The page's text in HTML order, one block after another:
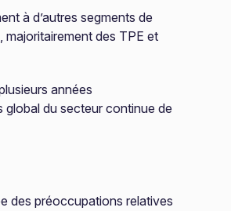
à d’autres segments de
majoritairement des TPE et
années
global du secteur continue de
des préoccupations relatives